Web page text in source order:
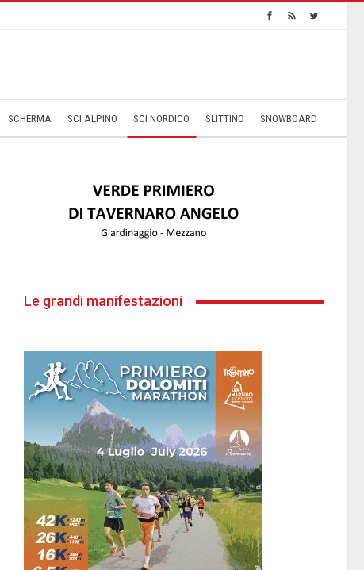
SCHERMA SCI ALPINO SCI NORDICO SLITTINO SNOWBOARD
Le grandi manifestazioni